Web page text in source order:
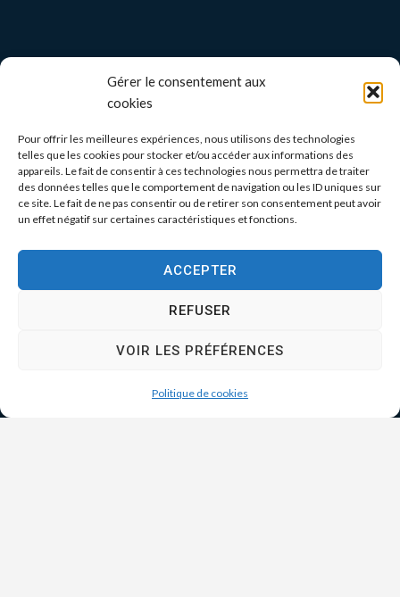
Gérer le consentement aux
cookies
Pour offrir les meilleures expériences, nous utilisons des technologies
telles que les cookies pour stocker et/ou accéder aux informations des
appareils. Le fait de consentir à ces technologies nous permettra de traiter
des données telles que le comportement de navigation ou les ID uniques sur
ce site. Le fait de ne pas consentir ou de retirer son consentement peut avoir
un effet négatif sur certaines caractéristiques et fonctions.
ACCEPTER
REFUSER
VOIR LES PRÉFÉRENCES
Politique de cookies